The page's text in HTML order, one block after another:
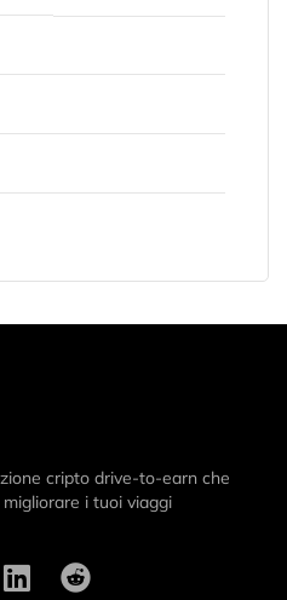
cripto drive-to-earn che
i tuoi viaggi